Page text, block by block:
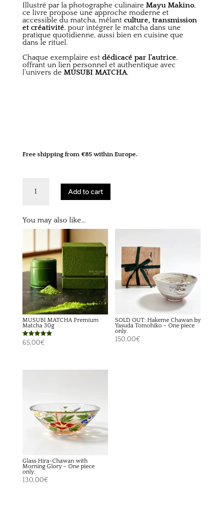
Illustré par la photographe culinaire Mayu Makino,
ce livre propose une approche moderne et
accessible du matcha, mêlant culture, transmission
et créativité, pour intégrer le matcha dans une
pratique quotidienne, aussi bien en cuisine que
dans le rituel.
Chaque exemplaire est dédicacé par l’autrice,
offrant un lien personnel et authentique avec
l’univers de MUSUBI MATCHA.
Free shipping from €85 within Europe.
histoire,
quantity
Add to cart
You may also like…
MUSUBI MATCHA Premium
Matcha 30g
Rated
5.00
65,00€
SOLD OUT: Hakeme Chawan by
Yasuda Tomohiko – One piece
only.
150,00€
Glass Hira-Chawan with
Morning Glory – One piece
only.
130,00€